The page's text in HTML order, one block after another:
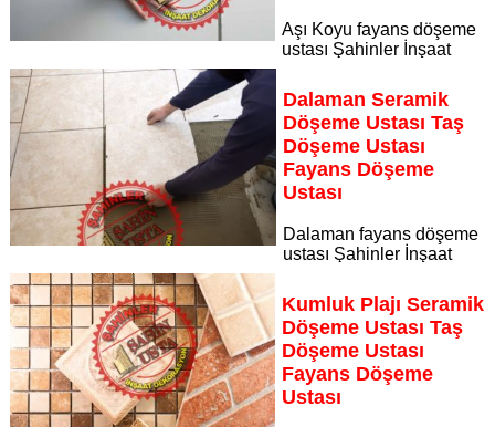
Aşı Koyu fayans döşeme
ustası Şahinler İnşaat
Dekorasyon, zeminlerinizi sanat eseri gibi işleyen uzman
kadrosuyla Aşı Koyu bölgesine özel hizmet sunuyor
Sayfaya Git
Dalaman Seramik
Döşeme Ustası Taş
Döşeme Ustası
Fayans Döşeme
Ustası
Dalaman fayans döşeme
ustası Şahinler İnşaat
Dekorasyon, zeminlerinizi sanat eseri gibi işleyen uzman
kadrosuyla Dalaman bölgesine özel hizmet sunuyor
Sayfaya Git
Kumluk Plajı Seramik
Döşeme Ustası Taş
Döşeme Ustası
Fayans Döşeme
Ustası